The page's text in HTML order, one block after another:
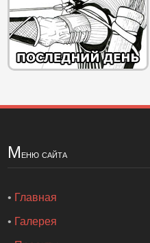
Меню сайта
• Главная
• Галерея